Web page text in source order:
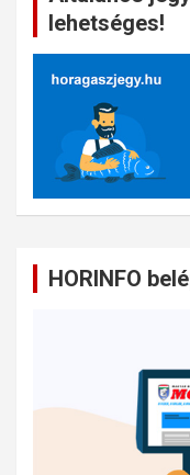
lehetséges!
HORINFO